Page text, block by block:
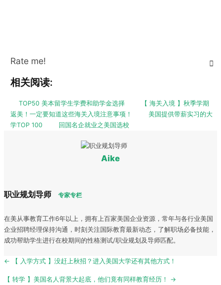
Rate me!
相关阅读:
TOP50 美本留学生学费和助学金选择
【 海关入境 】秋季学期
返美！一定要知道这些海关入境注意事项！
美国提供带薪实习的大
学TOP 100
回国名企就业之美国选校
Aike
职业规划导师 专家专栏
在美从事教育工作6年以上，拥有上百家美国企业资源，常年与各行业美国
企业招聘经理保持沟通，时刻关注国际教育最新动态，了解职场必备技能，
成功帮助学生进行在校期间的性格测试/职业规划及导师匹配。
Post
← 【 入学方式 】没赶上秋招？进入美国大学还有其他方式！
【 转学 】美国名人背景大起底，他们竟有同样教育经历！ →